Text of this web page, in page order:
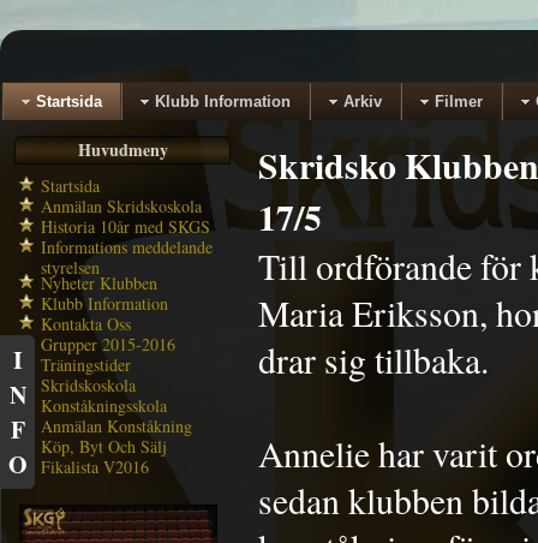
Startsida Klubb Information Arkiv Filmer
Huvudmeny
Startsida
Anmälan Skridskoskola
Historia 10år med SKGS
Informations meddelande
styrelsen
Nyheter Klubben
Klubb Information
Kontakta Oss
Grupper 2015-2016
Träningstider
Skridskoskola
Konståkningsskola
Anmälan Konståkning
Köp, Byt Och Sälj
Fikalista V2016
Skridsko
17/5
Till ordförande för
Maria Eriksson,
drar sig tillbaka.
Annelie har varit
sedan klubben
I
N
F
O